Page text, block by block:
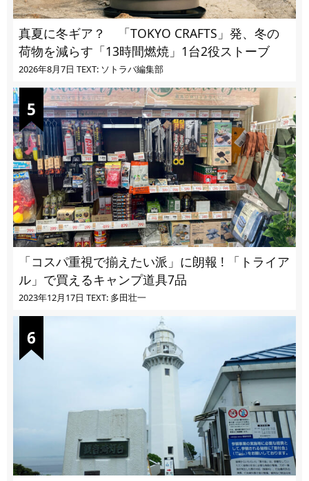
真夏に冬ギア？ 「TOKYO CRAFTS」発、冬の
荷物を減らす「13時間燃焼」1台2役ストーブ
2026年8月7日 TEXT: ソトラバ編集部
「コスパ重視で揃えたい派」に朗報 ! 「トライア
ル」で買えるキャンプ道具7品
2023年12月17日 TEXT: 多田壮一